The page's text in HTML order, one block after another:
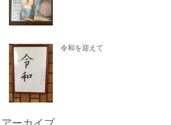
令和を迎えて